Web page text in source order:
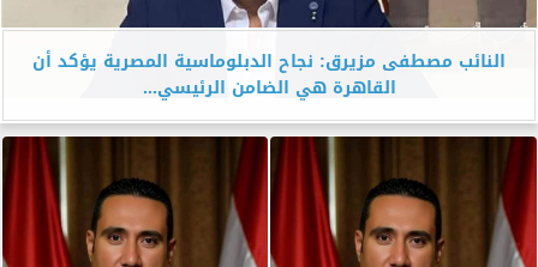
النائب مصطفى مزيرق: نجاح الدبلوماسية المصرية يؤكد أن
القاهرة هي الضامن الرئيسي...